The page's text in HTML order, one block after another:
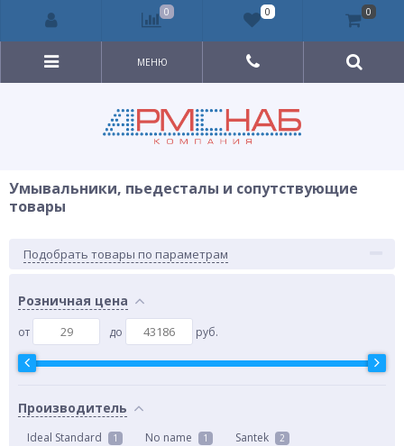
МЕНЮ
Умывальники, пьедесталы и сопутствующие
товары
Подобрать товары по параметрам
Розничная цена
от до руб.
Производитель
Ideal Standard 1 No name 1 Santek 2
0 0 0